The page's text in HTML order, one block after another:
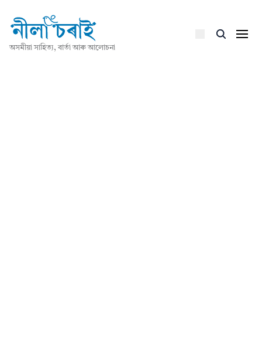
অসমীয়া সাহিত্য, বাৰ্তা আৰু আলোচনা